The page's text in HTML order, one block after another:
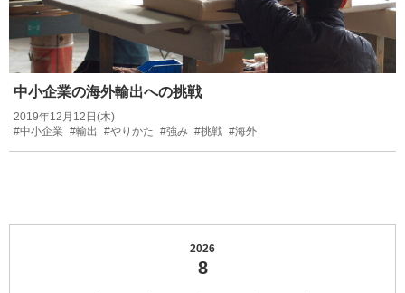
中小企業の海外輸出への挑戦
2019年12月12日(木)
#中小企業 #輸出 #やりかた #強み #挑戦 #海外
2026
8